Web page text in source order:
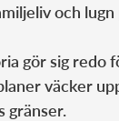
och lugn
gör sig redo
väcker
gränser.